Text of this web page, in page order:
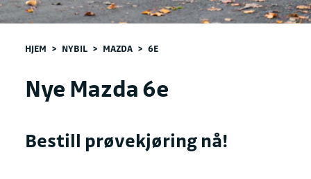
HJEM > NYBIL > MAZDA > 6E
Nye Mazda 6e
Bestill prøvekjøring nå!